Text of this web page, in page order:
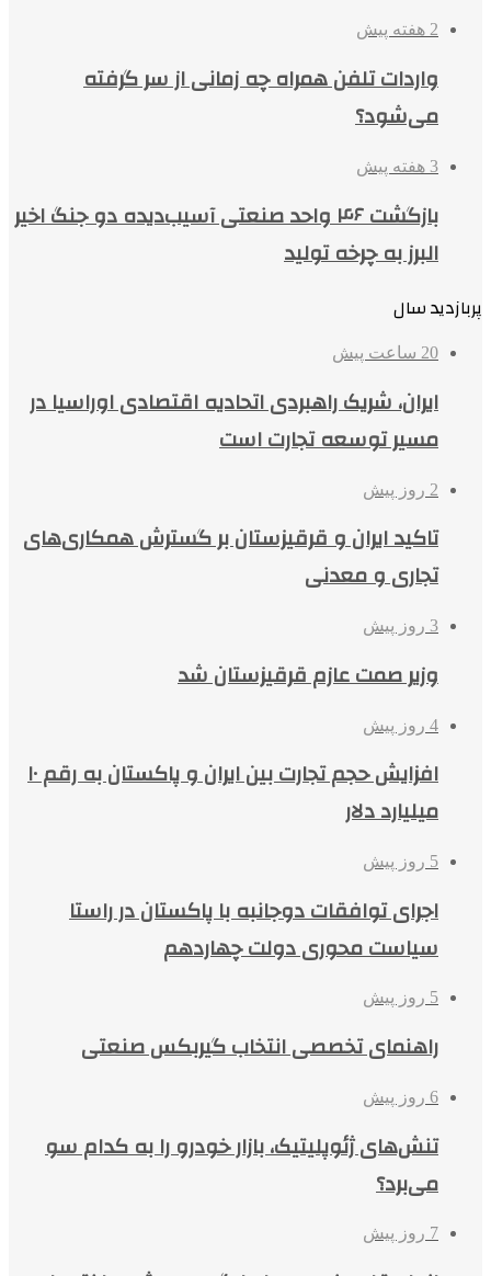
2 هفته پیش
واردات تلفن همراه چه زمانی از سر گرفته
می‌شود؟
3 هفته پیش
بازگشت ۴۶ واحد صنعتی آسیب‌دیده دو جنگ اخیر
البرز به چرخه تولید
پربازدید سال
20 ساعت پیش
ایران، شریک راهبردی اتحادیه اقتصادی اوراسیا در
مسیر توسعه تجارت است
2 روز پیش
تاکید ایران و قرقیزستان بر گسترش همکاری‌های
تجاری و معدنی
3 روز پیش
وزیر صمت عازم قرقیزستان شد
4 روز پیش
افزایش حجم تجارت بین ایران و پاکستان به رقم ۱۰
میلیارد دلار
5 روز پیش
اجرای توافقات دوجانبه با پاکستان در راستا
سیاست محوری دولت چهاردهم
5 روز پیش
راهنمای تخصصی انتخاب گیربکس صنعتی
6 روز پیش
تنش‌های ژئوپلیتیک، بازار خودرو را به کدام سو
می‌برد؟
7 روز پیش